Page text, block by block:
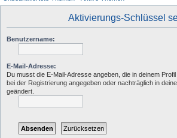
Aktivierungs-Schlüssel
Benutzername:
E-Mail-Adresse:
Du musst die E-Mail-Adresse angeben, die in deinem
bei der Registrierung angegeben oder nachträglich in
geändert.